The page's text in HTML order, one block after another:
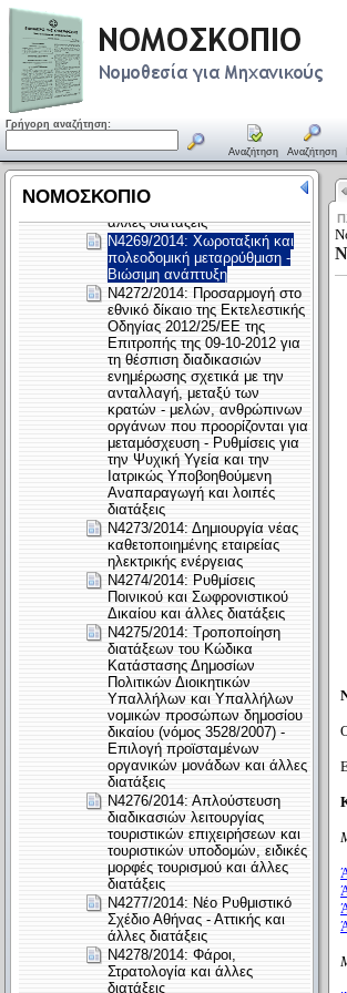
Γρήγορη αναζήτηση:
Αναζήτηση Αναζήτηση